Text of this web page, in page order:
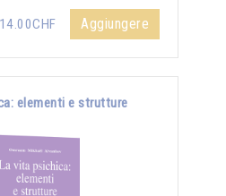
14.00CHF
Aggiungere
elementi e strutture